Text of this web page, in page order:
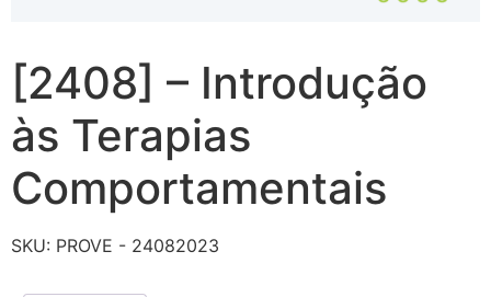
[2408] – Introdução
às Terapias
Comportamentais
SKU: PROVE - 24082023